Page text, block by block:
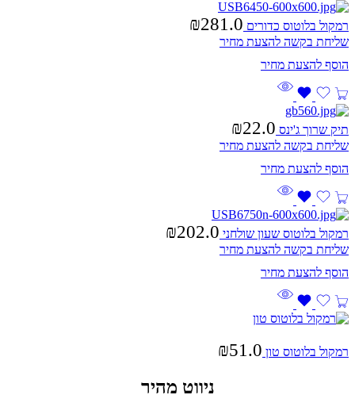
רמקול בלוטוס כדורים ₪281.0
שליחת בקשה להצעת מחיר
תיק שרוך ג'ינס ₪22.0
שליחת בקשה להצעת מחיר
רמקול בלוטוס שעון שולחני ₪202.0
שליחת בקשה להצעת מחיר
רמקול בלוטוס טון ₪51.0
ניווט מהיר